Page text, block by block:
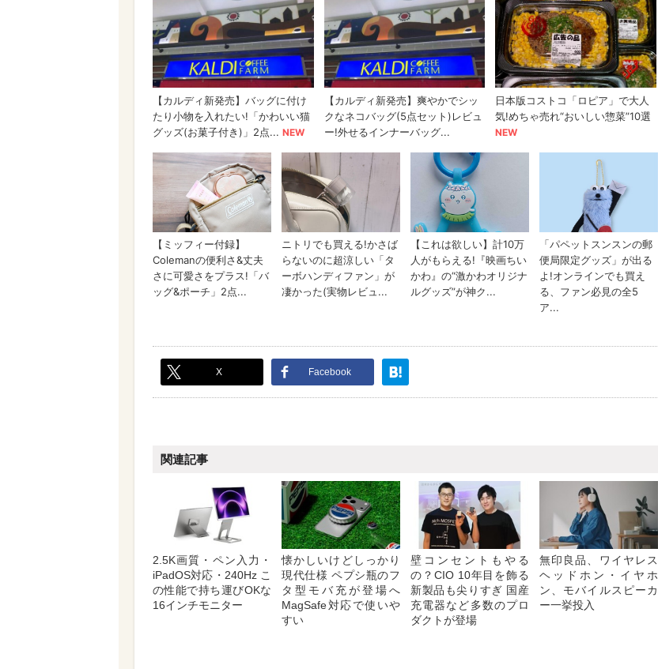
X Facebook
関連記事
2.5K画質・ペン入力・
iPadOS対応・240Hz こ
の性能で持ち運びOKな
16インチモニター
懐かしいけどしっかり
現代仕様 ペプシ瓶のフ
タ型モバ充が登場へ
MagSafe対応で使いや
すい
壁コンセントもやる
の？CIO 10年目を飾る
新製品も尖りすぎ 国産
充電器など多数のプロ
ダクトが登場
無印良品、ワイヤレス
ヘッドホン・イヤホ
ン、モバイルスピーカ
ー一挙投入